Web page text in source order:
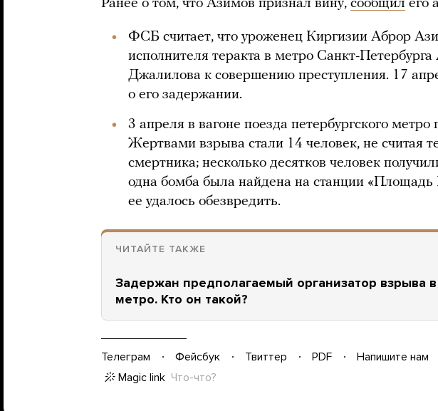
Ранее о том, что Азимов признал вину, сообщил его
ФСБ считает, что уроженец Киргизии Аброр
исполнителя теракта в метро Санкт-
Джалилова к совершению преступления. 17
о его задержании.
3 апреля в вагоне поезда петербургского
Жертвами взрыва стали 14 человек, не считая
смертника; несколько десятков человек
одна бомба была найдена на станции «Площадь
ее удалось обезвредить.
ЧИТАЙТЕ ТАКЖЕ
Задержан предполагаемый организатор взрыва
метро. Кто он такой?
Телеграм Фейсбук Твиттер PDF
Напишите нам
Magic link Что-что?